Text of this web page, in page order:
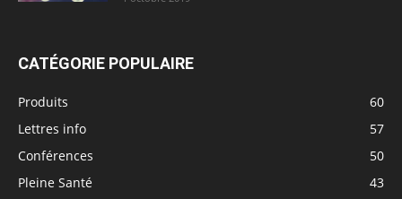
CATÉGORIE POPULAIRE
Produits
60
Lettres info
57
Conférences
50
Pleine Santé
43